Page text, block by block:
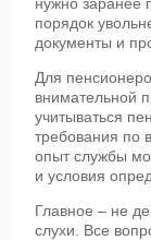
порядок
документы и
Для
внимательной
учитываться
требования по
опыт службы
и условия
Главное – не
слухи. Все